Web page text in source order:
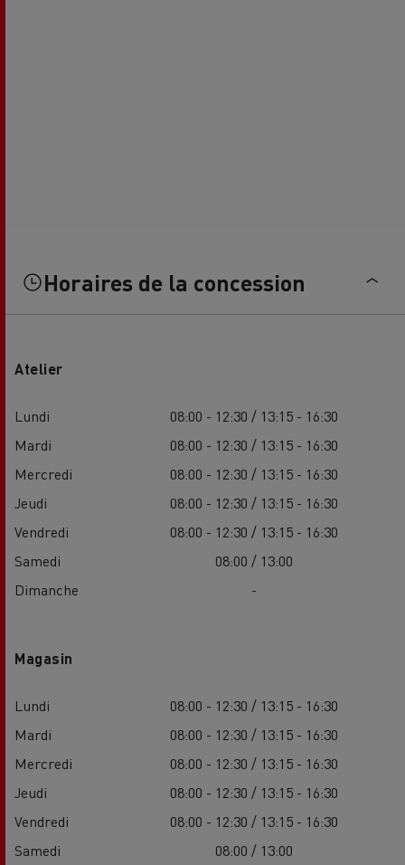
Horaires de la concession
Atelier
Lundi
08:00 - 12:30 / 13:15 - 16:30
Mardi
08:00 - 12:30 / 13:15 - 16:30
Mercredi
08:00 - 12:30 / 13:15 - 16:30
Jeudi
08:00 - 12:30 / 13:15 - 16:30
Vendredi
08:00 - 12:30 / 13:15 - 16:30
Samedi
08:00 / 13:00
Dimanche
-
Magasin
Lundi
08:00 - 12:30 / 13:15 - 16:30
Mardi
08:00 - 12:30 / 13:15 - 16:30
Mercredi
08:00 - 12:30 / 13:15 - 16:30
Jeudi
08:00 - 12:30 / 13:15 - 16:30
Vendredi
08:00 - 12:30 / 13:15 - 16:30
Samedi
08:00 / 13:00